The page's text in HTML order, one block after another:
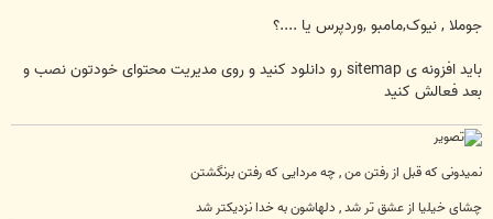
جوملا , نیوک,مامبو ,وردپرس یا ....؟
باید افزونه ی sitemap رو دانلود کنید و روی مدیریت محتوای خودتون نصب و
بعد فعالش کنید
نمیدونی که قبل از رفتن من , چه مردایی که رفتن برنگشتن
چشای خیلیا از عشق تر شد , دلهاشون به خدا نزدیکتر شد